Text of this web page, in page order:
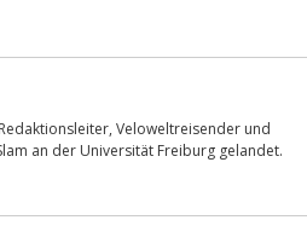
Veloweltreisender und
an der Universität Freiburg gelandet.